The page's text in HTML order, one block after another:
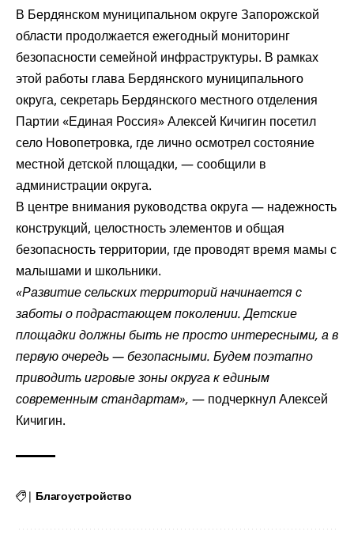
В Бердянском муниципальном округе Запорожской
области продолжается ежегодный мониторинг
безопасности семейной инфраструктуры. В рамках
этой работы глава Бердянского муниципального
округа, секретарь Бердянского местного отделения
Партии «Единая Россия» Алексей Кичигин посетил
село Новопетровка, где лично осмотрел состояние
местной детской площадки, —сообщили в
администрации округа.
В центре внимания руководства округа — надежность
конструкций, целостность элементов и общая
безопасность территории, где проводят время мамы с
малышами и школьники.
«Развитие сельских территорий начинается с
заботы о подрастающем поколении. Детские
площадки должны быть не просто интересными, а в
первую очередь — безопасными. Будем поэтапно
приводить игровые зоны округа к единым
современным стандартам», — подчеркнул Алексей
Кичигин.
| Благоустройство